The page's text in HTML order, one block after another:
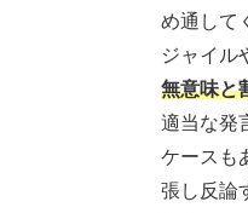
め通して
ジャイル
無意味と
適当な発
ケースも
張し反論